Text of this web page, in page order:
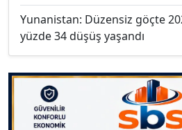
Yunanistan: Düzensiz göçte
yüzde 34 düşüş yaşandı